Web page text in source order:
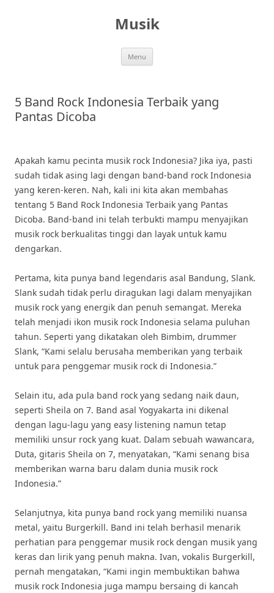
Musik
Menu
5 Band Rock Indonesia Terbaik yang
Pantas Dicoba
Apakah kamu pecinta musik rock Indonesia? Jika iya, pasti
sudah tidak asing lagi dengan band-band rock Indonesia
yang keren-keren. Nah, kali ini kita akan membahas
tentang 5 Band Rock Indonesia Terbaik yang Pantas
Dicoba. Band-band ini telah terbukti mampu menyajikan
musik rock berkualitas tinggi dan layak untuk kamu
dengarkan.
Pertama, kita punya band legendaris asal Bandung, Slank.
Slank sudah tidak perlu diragukan lagi dalam menyajikan
musik rock yang energik dan penuh semangat. Mereka
telah menjadi ikon musik rock Indonesia selama puluhan
tahun. Seperti yang dikatakan oleh Bimbim, drummer
Slank, “Kami selalu berusaha memberikan yang terbaik
untuk para penggemar musik rock di Indonesia.”
Selain itu, ada pula band rock yang sedang naik daun,
seperti Sheila on 7. Band asal Yogyakarta ini dikenal
dengan lagu-lagu yang easy listening namun tetap
memiliki unsur rock yang kuat. Dalam sebuah wawancara,
Duta, gitaris Sheila on 7, menyatakan, “Kami senang bisa
memberikan warna baru dalam dunia musik rock
Indonesia.”
Selanjutnya, kita punya band rock yang memiliki nuansa
metal, yaitu Burgerkill. Band ini telah berhasil menarik
perhatian para penggemar musik rock dengan musik yang
keras dan lirik yang penuh makna. Ivan, vokalis Burgerkill,
pernah mengatakan, “Kami ingin membuktikan bahwa
musik rock Indonesia juga mampu bersaing di kancah